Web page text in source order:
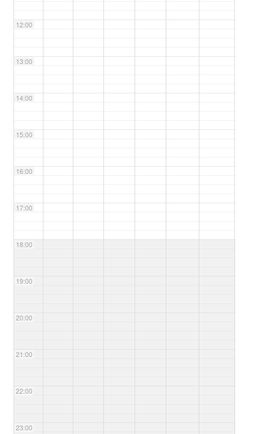
12:00
13:00
14:00
15:00
16:00
17:00
18:00
19:00
20:00
21:00
22:00
23:00